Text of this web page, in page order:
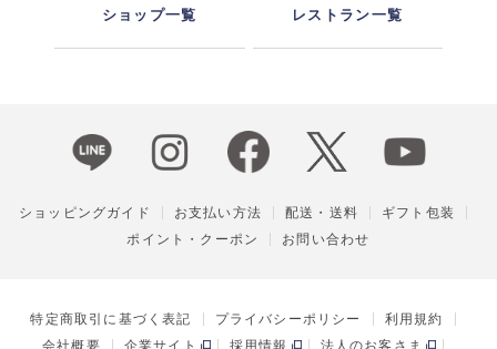
ショップ一覧 レストラン一覧
ショッピングガイド お支払い方法 配送・送料
ギフト包装
ポイント・クーポン
お問い合わせ
特定商取引に基づく表記 プライバシーポリシー
利用規約
会社概要
企業サイト 採用情報 法人のお客さま